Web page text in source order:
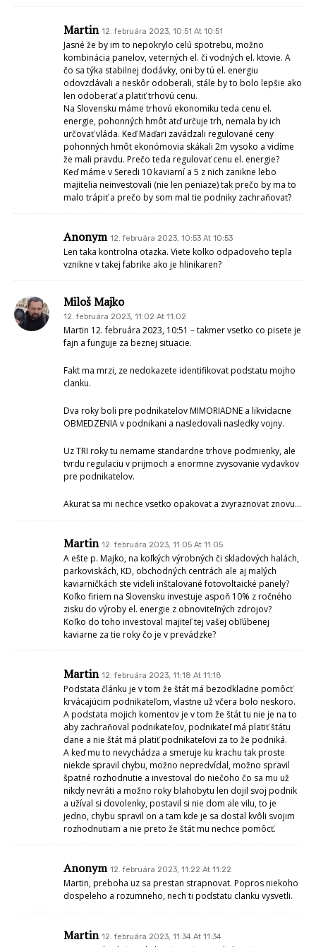
Martin 12. februára 2023, 10:51 At 10:51
Jasné že by im to nepokrylo celú spotrebu, možno
kombinácia panelov, veterných el. či vodných el. ktovie. A
čo sa týka stabilnej dodávky, oni by tú el. energiu
odovzdávali a neskôr odoberali, stále by to bolo lepšie ako
len odoberať a platiť trhovú cenu.
Na Slovensku máme trhovú ekonomiku teda cenu el.
energie, pohonných hmôt atď určuje trh, nemala by ich
určovať vláda. Keď Maďari zavádzali regulované ceny
pohonných hmôt ekonómovia skákali 2m vysoko a vidíme
že mali pravdu. Prečo teda regulovať cenu el. energie?
Keď máme v Seredi 10 kaviarní a 5 z nich zanikne lebo
majitelia neinvestovali (nie len peniaze) tak prečo by ma to
malo trápiť a prečo by som mal tie podniky zachraňovať?
Anonym 12. februára 2023, 10:53 At 10:53
Len taka kontrolna otazka. Viete kolko odpadoveho tepla
vznikne v takej fabrike ako je hlinikaren?
Miloš Majko
12. februára 2023, 11:02 At 11:02
Martin 12. februára 2023, 10:51 – takmer vsetko co pisete je
fajn a funguje za beznej situacie.
Fakt ma mrzi, ze nedokazete identifikovat podstatu mojho
clanku.
Dva roky boli pre podnikatelov MIMORIADNE a likvidacne
OBMEDZENIA v podnikani a nasledovali nasledky vojny.
Uz TRI roky tu nemame standardne trhove podmienky, ale
tvrdu regulaciu v prijmoch a enormne zvysovanie vydavkov
pre podnikatelov.
Akurat sa mi nechce vsetko opakovat a zvyraznovat znovu…
Martin 12. februára 2023, 11:05 At 11:05
A ešte p. Majko, na koľkých výrobných či skladových halách,
parkoviskách, KD, obchodných centrách ale aj malých
kaviarničkách ste videli inštalované fotovoltaické panely?
Koľko firiem na Slovensku investuje aspoň 10% z ročného
zisku do výroby el. energie z obnoviteľných zdrojov?
Koľko do toho investoval majiteľ tej vašej obľúbenej
kaviarne za tie roky čo je v prevádzke?
Martin 12. februára 2023, 11:18 At 11:18
Podstata článku je v tom že štát má bezodkladne pomôcť
krvácajúcim podnikateľom, vlastne už včera bolo neskoro.
A podstata mojich komentov je v tom že štát tu nie je na to
aby zachraňoval podnikateľov, podnikateľ má platiť štátu
dane a nie štát má platiť podnikateľovi za to že podniká.
A keď mu to nevychádza a smeruje ku krachu tak proste
niekde spravil chybu, možno nepredvídal, možno spravil
špatné rozhodnutie a investoval do niečoho čo sa mu už
nikdy nevráti a možno roky blahobytu len dojil svoj podnik
a užíval si dovolenky, postavil si nie dom ale vilu, to je
jedno, chybu spravil on a tam kde je sa dostal kvôli svojim
rozhodnutiam a nie preto že štát mu nechce pomôcť.
Anonym 12. februára 2023, 11:22 At 11:22
Martin, preboha uz sa prestan strapnovat. Popros niekoho
dospeleho a rozumneho, nech ti podstatu clanku vysvetli.
Martin 12. februára 2023, 11:34 At 11:34